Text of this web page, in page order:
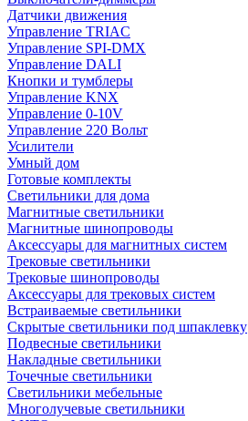
Датчики движения
Управление TRIAC
Управление SPI-DMX
Управление DALI
Кнопки и тумблеры
Управление KNX
Управление 0-10V
Управление 220 Вольт
Усилители
Умный дом
Готовые комплекты
Светильники для дома
Магнитные светильники
Магнитные шинопроводы
Аксессуары для магнитных систем
Трековые светильники
Трековые шинопроводы
Аксессуары для трековых систем
Встраиваемые светильники
Скрытые светильники под шпаклевку
Подвесные светильники
Накладные светильники
Точечные светильники
Светильники мебельные
Многолучевые светильники